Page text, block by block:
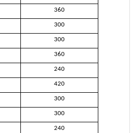
360
300
300
360
240
420
300
300
240